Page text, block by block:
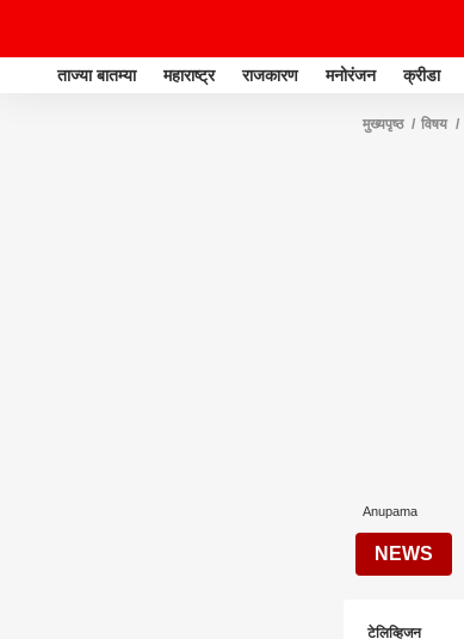
ताज्या बातम्या महाराष्ट्र राजकारण मनोरंजन क्रीडा
मुख्यपृष्ठ विषय
Anupama
NEWS
टेलिव्हिजन